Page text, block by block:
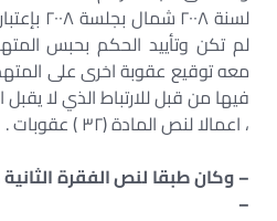
لسنة
لم تكن وتأييد الحكم بحبس
معه توقيع عقوبة اخرى على
فيها من قبل للارتباط الذي لا يقبل
، اعمالا لنص المادة (٣٢ ) عقوبات .
–